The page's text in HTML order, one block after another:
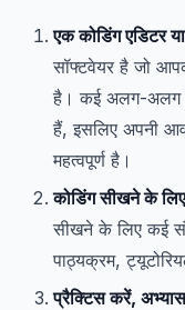
एक कोडिंग एडिटर
सॉफ्टवेयर है जो
है। कई अलग-अलग
हैं, इसलिए अपनी
महत्वपूर्ण है।
कोडिंग सीखने के
सीखने के लिए कई
पाठ्यक्रम,
प्रैक्टिस करें,